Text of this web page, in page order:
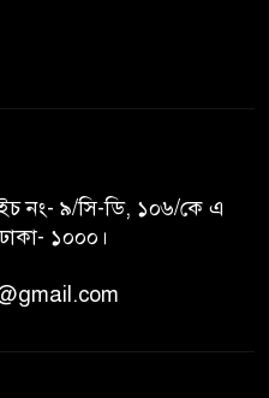
নং- ৯/সি-ডি, ১০৬/কে এ
১০০০।